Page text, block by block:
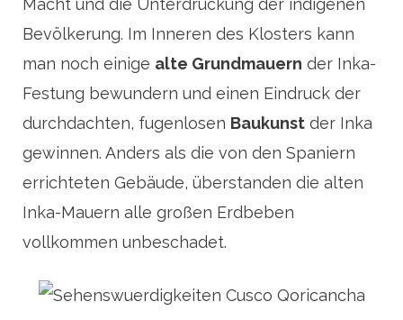
Macht und die Unterdrückung der indigenen
Bevölkerung. Im Inneren des Klosters kann
man noch einige alte Grundmauern der Inka-
Festung bewundern und einen Eindruck der
durchdachten, fugenlosen Baukunst der Inka
gewinnen. Anders als die von den Spaniern
errichteten Gebäude, überstanden die alten
Inka-Mauern alle großen Erdbeben
vollkommen unbeschadet.